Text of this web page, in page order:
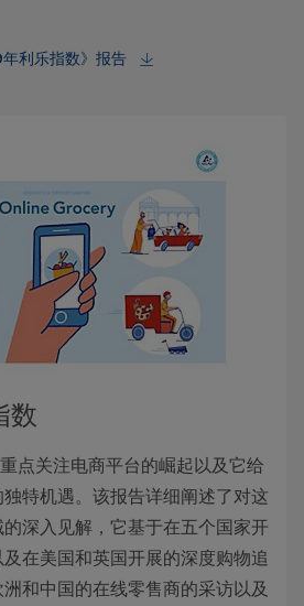
利乐指数》报告
数
点关注电商平台的崛起以及它给
特机遇。该报告详细阐述了对这
深入见解，它基于在五个国家开
在美国和英国开展的深度购物追
和中国的在线零售商的采访以及